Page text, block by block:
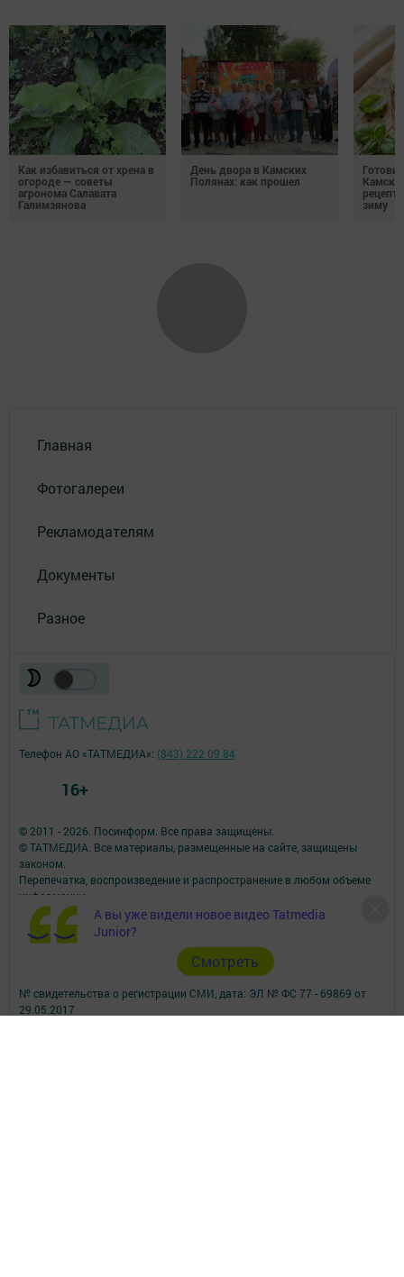
Как избавиться от хрена в
огороде — советы
агронома Салавата
Галимзянова
День двора в Камских
Полянах: как прошел
зиму
Главная
Фотогалереи
Рекламодателям
Документы
Разное
А вы уже видели новое видео Tatmedia
Junior?
Cмотреть
© 2011 - 2026. Посинформ. Все права защищены.
© ТАТМЕДИА. Все материалы, размещенные на сайте, защищены
законом.
Перепечатка, воспроизведение и распространение в любом объеме
информации,
размещенной на сайте, возможна только с письменного согласия
редакций СМИ.
При поддержке Республиканского агентства по печати и массовым
Наименование СМИ: Посинформ
№ свидетельства о регистрации СМИ, дата: ЭЛ № ФС 77 - 69869 от
29.05.2017
Телефон АО «ТАТМЕДИА»: (843) 222 09 84
16+